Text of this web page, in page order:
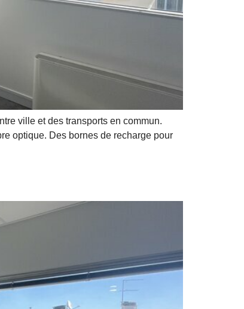
ville et des transports en commun.
optique. Des bornes de recharge pour